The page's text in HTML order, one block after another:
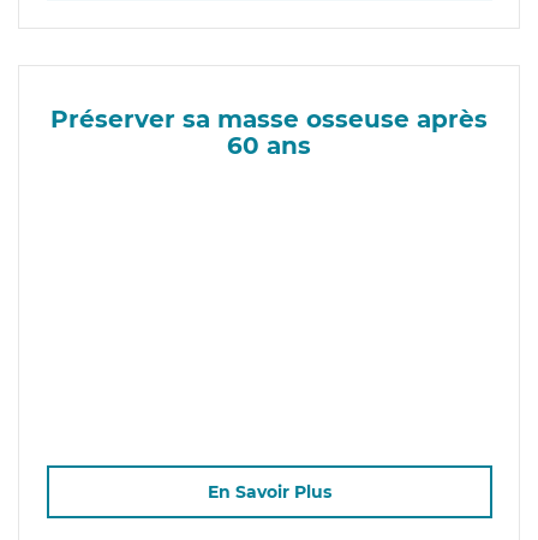
Préserver sa masse osseuse après
60 ans
En Savoir Plus